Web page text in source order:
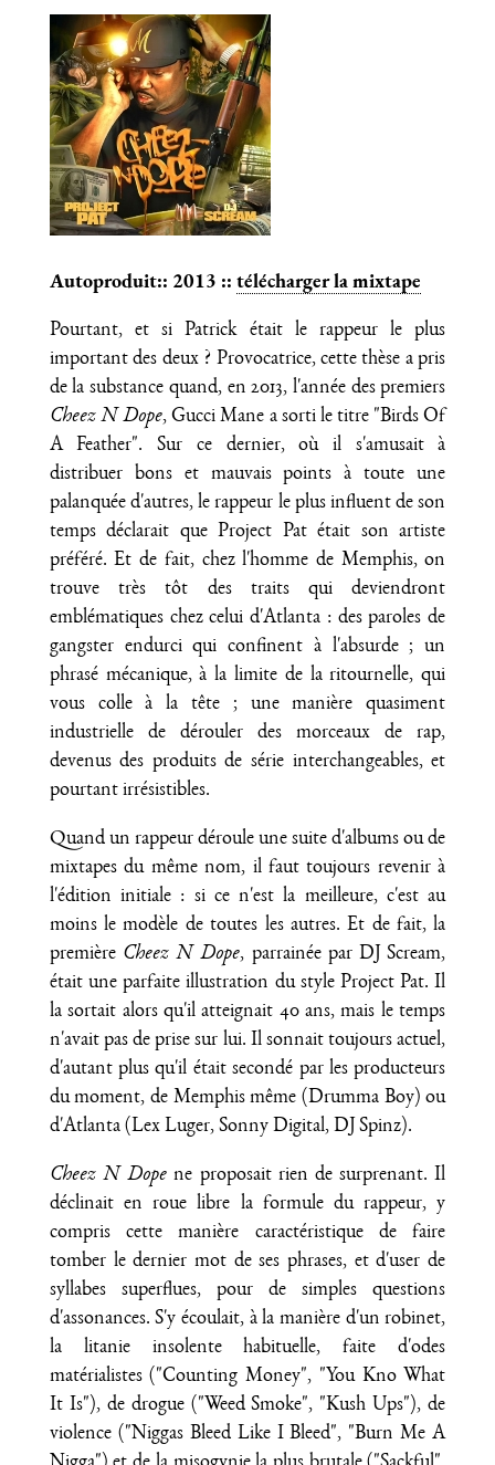
Autoproduit:: 2013 :: télécharger la mixtape
Pourtant, et si Patrick était le rappeur le plus
important des deux ? Provocatrice, cette thèse a pris
de la substance quand, en 2013, l'année des premiers
Cheez N Dope, Gucci Mane a sorti le titre "Birds Of
A Feather". Sur ce dernier, où il s'amusait à
distribuer bons et mauvais points à toute une
palanquée d'autres, le rappeur le plus influent de son
temps déclarait que Project Pat était son artiste
préféré. Et de fait, chez l'homme de Memphis, on
trouve très tôt des traits qui deviendront
emblématiques chez celui d'Atlanta : des paroles de
gangster endurci qui confinent à l'absurde ; un
phrasé mécanique, à la limite de la ritournelle, qui
vous colle à la tête ; une manière quasiment
industrielle de dérouler des morceaux de rap,
devenus des produits de série interchangeables, et
pourtant irrésistibles.
Quand un rappeur déroule une suite d'albums ou de
mixtapes du même nom, il faut toujours revenir à
l'édition initiale : si ce n'est la meilleure, c'est au
moins le modèle de toutes les autres. Et de fait, la
première Cheez N Dope, parrainée par DJ Scream,
était une parfaite illustration du style Project Pat. Il
la sortait alors qu'il atteignait 40 ans, mais le temps
n'avait pas de prise sur lui. Il sonnait toujours actuel,
d'autant plus qu'il était secondé par les producteurs
du moment, de Memphis même (Drumma Boy) ou
d'Atlanta (Lex Luger, Sonny Digital, DJ Spinz).
Cheez N Dope ne proposait rien de surprenant. Il
déclinait en roue libre la formule du rappeur, y
compris cette manière caractéristique de faire
tomber le dernier mot de ses phrases, et d'user de
syllabes superflues, pour de simples questions
d'assonances. S'y écoulait, à la manière d'un robinet,
la litanie insolente habituelle, faite d'odes
matérialistes ("Counting Money", "You Kno What
It Is"), de drogue ("Weed Smoke", "Kush Ups"), de
violence ("Niggas Bleed Like I Bleed", "Burn Me A